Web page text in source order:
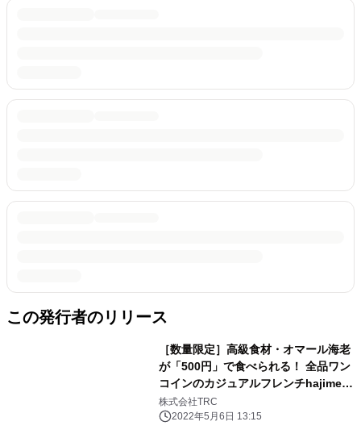
この発行者のリリース
［数量限定］高級食材・オマール海老
が「500円」で食べられる！ 全品ワン
コインのカジュアルフレンチhajimeが
グランドメニューを変更
株式会社TRC
2022年5月6日 13:15